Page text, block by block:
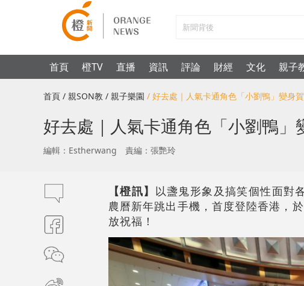
首頁 橙TV 直播 資訊 評論 財經 文化 親子
首頁 / 親SON教 / 親子樂園 / 好去處｜人氣卡通角色「小劉鴨」變身
好去處｜人氣卡通角色「小劉鴨
編輯：Estherwang 責編：張艷玲
【橙訊】 以盞鬼形象及搞笑個性面對
農曆新年跳出手機，首度登陸香港，
放祝福！